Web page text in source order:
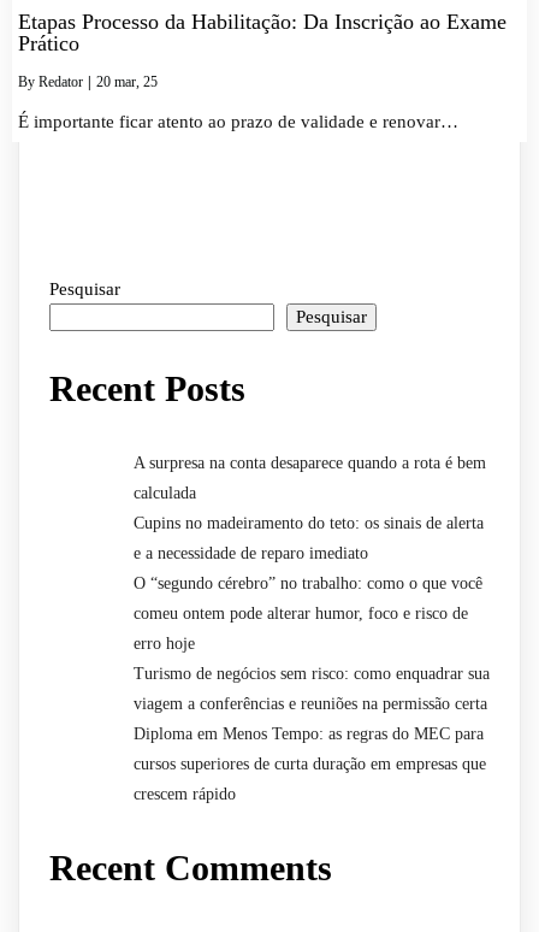
Etapas Processo da Habilitação: Da Inscrição ao Exame
Prático
By Redator | 20 mar , 25
É importante ficar atento ao prazo de validade e renovar…
Pesquisar
Pesquisar
Recent Posts
A surpresa na conta desaparece quando a rota é bem
calculada
Cupins no madeiramento do teto: os sinais de alerta
e a necessidade de reparo imediato
O “segundo cérebro” no trabalho: como o que você
comeu ontem pode alterar humor, foco e risco de
erro hoje
Turismo de negócios sem risco: como enquadrar sua
viagem a conferências e reuniões na permissão certa
Diploma em Menos Tempo: as regras do MEC para
cursos superiores de curta duração em empresas que
crescem rápido
Recent Comments